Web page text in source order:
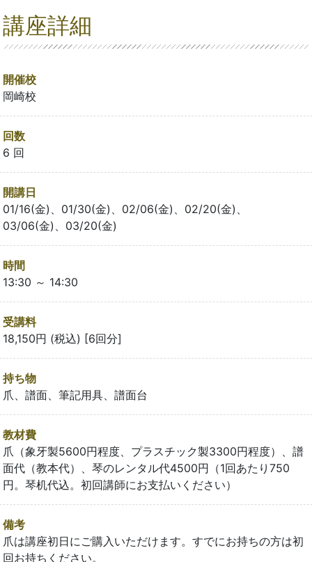
講座詳細
開催校
岡崎校
回数
6 回
開講日
01/16(金)、01/30(金)、02/06(金)、02/20(金)、
03/06(金)、03/20(金)
時間
13:30 ～ 14:30
受講料
18,150円 (税込) [6回分]
持ち物
爪、譜面、筆記用具、譜面台
教材費
爪（象牙製5600円程度、プラスチック製3300円程度）、譜
面代（教本代）、琴のレンタル代4500円（1回あたり750
円。琴机代込。初回講師にお支払いください）
備考
爪は講座初日にご購入いただけます。すでにお持ちの方は初
回お持ちください。